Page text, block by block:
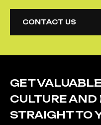
CONTACT US
GET
CULTURE
STRAIGHT TO